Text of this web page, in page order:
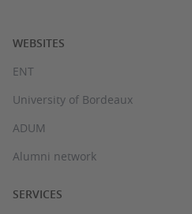
WEBSITES
ENT
University of Bordeaux
ADUM
Alumni network
SERVICES